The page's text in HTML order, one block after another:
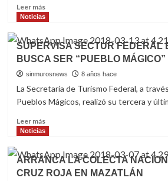
A
LAS
MUNICIPALES
DE
MAZATLÁN
Leer másRead
more
ARRANCA
LA
FERIA
DEL
PESCADO
Noticias
SUPERVISA SECTUR FEDERAL
BUSCA SER “PUEBLO MÁGICO”
sinmurosnews 8 años hace
La Secretaría de Turismo Federal, a
Pueblos Mágicos, realizó su tercera y
Leer másRead
more
SUPERVISA
SECTUR
FEDERAL
Noticias
ARRANCA LA COLECTA
CRUZ ROJA EN MAZATLÁN